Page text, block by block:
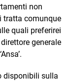
non
tratta comunque
quali preferirei
generale
disponibili sulla